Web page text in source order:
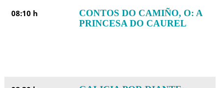
08:10 h
CONTOS DO CAMIÑO, O: A
PRINCESA DO CAUREL